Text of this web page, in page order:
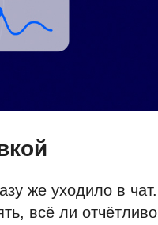
же уходило в чат.
всё ли отчётливо